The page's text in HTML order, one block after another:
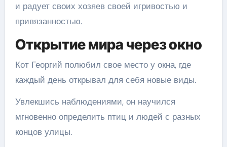
и радует своих хозяев своей игривостью и
привязанностью.
Открытие мира через окно
Кот Георгий полюбил свое место у окна, где
каждый день открывал для себя новые виды.
Увлекшись наблюдениями, он научился
мгновенно определить птиц и людей с разных
концов улицы.